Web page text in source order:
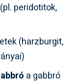
peridotitok,
(harzburgit,
a gabbró